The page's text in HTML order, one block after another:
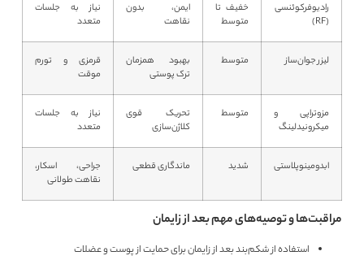
رادیوفرکوئنسی
(RF)
خفیف تا
متوسط
ایمن، بدون
نقاهت
نیاز به جلسات
متعدد
لیزر جوان‌ساز متوسط
بهبود همزمان
ترک پوستی
قرمزی و تورم
موقت
مزوتراپی و
میکرونیدلینگ
متوسط
تحریک قوی
کلاژن‌سازی
نیاز به جلسات
متعدد
ابدومینوپلاستی شدید ماندگاری قطعی
جراحی، اسکار،
نقاهت طولانی
مراقبت‌ها و توصیه‌های مهم بعد از زایمان
استفاده از شکم‌بند بعد از زایمان برای حمایت از پوست و عضلات